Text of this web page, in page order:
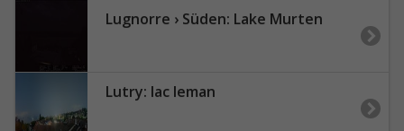
Lugnorre › Süden: Lake Murten
Lutry: lac leman